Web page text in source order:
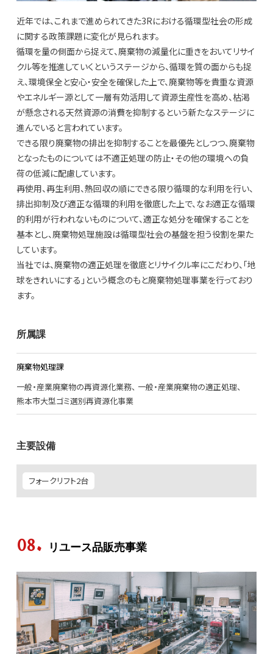
近年では、これまで進められてきた3Rにおける循環型社会の形成
に関する政策課題に変化が見られます。
循環を量の側面から捉えて、廃棄物の減量化に重きをおいてリサイ
クル等を推進していくというステージから、循環を質の面からも捉
え、環境保全と安心・安全を確保した上で、廃棄物等を貴重な資源
やエネルギー源として一層有効活用して資源生産性を高め、枯渇
が懸念される天然資源の消費を抑制するという新たなステージに
進んでいると言われています。
できる限り廃棄物の排出を抑制することを最優先としつつ、廃棄物
となったものについては不適正処理の防止・その他の環境への負
荷の低減に配慮しています。
再使用、再生利用、熱回収の順にできる限り循環的な利用を行い、
排出抑制及び適正な循環的利用を徹底した上で、なお適正な循環
的利用が行われないものについて、適正な処分を確保することを
基本とし、廃棄物処理施設は循環型社会の基盤を担う役割を果た
しています。
当社では、廃棄物の適正処理を徹底とリサイクル率にこだわり、「地
球をきれいにする」という概念のもと廃棄物処理事業を行っており
ます。
所属課
廃棄物処理課
一般・産業廃棄物の再資源化業務 一般・産業廃棄物の適正処理
熊本市大型ゴミ選別再資源化事業
主要設備
フォークリフト2台
リユース品販売事業